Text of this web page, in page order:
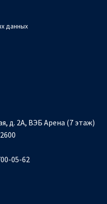
данных
д. 2А, ВЭБ Арена (7 этаж)
05-62